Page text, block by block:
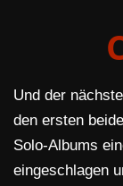
Und der
den ersten
Solo-Albums
eingeschlagen